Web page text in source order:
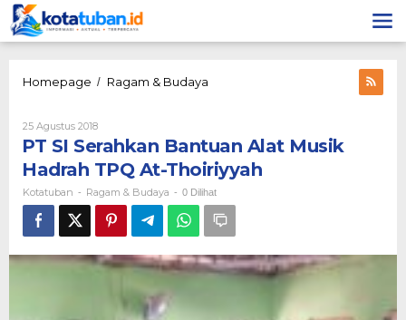
Lewati
ke
konten
Homepage / Ragam & Budaya
Alat
Musik
Hadrah
TPQ
At-
Thoiriyyah
25 Agustus 2018Oleh
Kotatuban
PT SI Serahkan Bantuan Alat Musik
Hadrah TPQ At-Thoiriyyah
Kotatuban - Ragam & Budaya - 0 Dilihat